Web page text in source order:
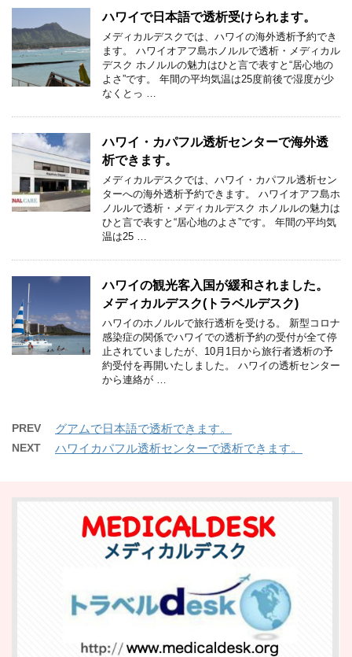
ハワイで日本語で透析受けられます。
メディカルデスクでは、ハワイの海外透析予約でき
ます。 ハワイオアフ島ホノルルで透析・メディカル
デスク ホノルルの魅力はひと言で表すと“居心地の
よさ”です。 年間の平均気温は25度前後で湿度が少
なくとっ …
ハワイ・カパフル透析センターで海外透
析できます。
メディカルデスクでは、ハワイ・カパフル透析セン
ターへの海外透析予約できます。 ハワイオアフ島ホ
ノルルで透析・メディカルデスク ホノルルの魅力は
ひと言で表すと“居心地のよさ”です。 年間の平均気
温は25 …
ハワイの観光客入国が緩和されました。
メディカルデスク(トラベルデスク)
ハワイのホノルルで旅行透析を受ける。 新型コロナ
感染症の関係でハワイでの透析予約の受付が全て停
止されていましたが、10月1日から旅行者透析の予
約受付を再開いたしました。 ハワイの透析センター
から連絡が …
PREV グアムで日本語で透析できます。
NEXT ハワイカパフル透析センターで透析できます。